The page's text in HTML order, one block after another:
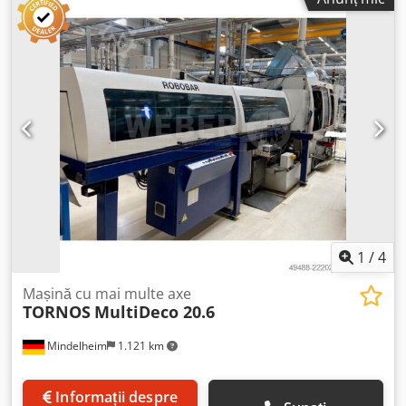
Diametrul maxim al barei: pătrat 15 mm Diametrul maxim
al barei: hexagon 19 mm Lungimea maximă de prelucrare
(avans bară): 60 mm Număr de axe principale: 8 multituri
Turație ax principal: 20 trepte de la 620 până la max. 6.035
rot/min Număr de suporturi transversale: 8 (câte unul pe
fiecare axă) Capacitate de producție: Până la 50 piese pe
minut Dimensiuni (Lxlxh): aprox. 2465 mm x 1200 mm x
1700 mm Greutate: aprox. 5.900 kg Echipare / Accesorii: -
echipat ulterior cu 2 cărucioare CNC pe pozițiile 3 și 6 -
reînnoire completă a dulapului electric - conversie ax cu
came cu acționare servo reglabilă continuu - ax principal
cu frână de ax
1 /4
Mindelheim 1.121 km
Mașină cu mai multe axe
TORNOS MultiDeco 20.6